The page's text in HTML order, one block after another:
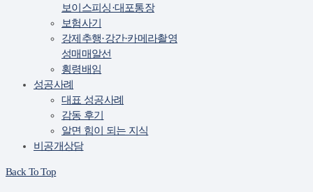
보이스피싱·대포통장
보험사기
강제추행·강간·카메라촬영
성매매알선
횡령배임
성공사례
대표 성공사례
감동 후기
알면 힘이 되는 지식
비공개상담
Back To Top